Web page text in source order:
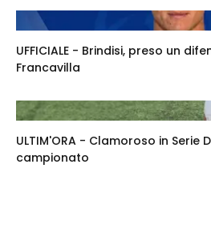
UFFICIALE - Brindisi, preso un
Francavilla
ULTIM'ORA - Clamoroso in Serie
campionato